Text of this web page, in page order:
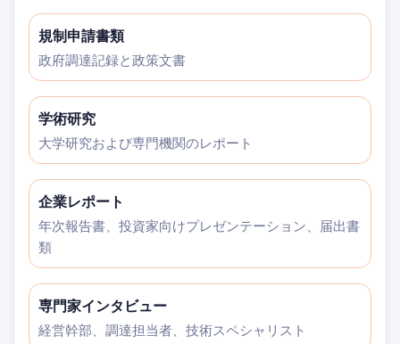
規制申請書類
政府調達記録と政策文書
学術研究
大学研究および専門機関のレポート
企業レポート
年次報告書、投資家向けプレゼンテーション、届出書
類
専門家インタビュー
経営幹部、調達担当者、技術スペシャリスト